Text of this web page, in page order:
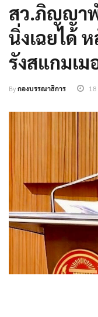
สว.ภิญญา
นิ่งเฉยได้ ห
รังสแกมเม
Byกองบรรณาธิการ